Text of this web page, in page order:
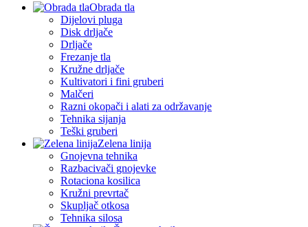
Obrada tla
Dijelovi pluga
Disk drljače
Drljače
Frezanje tla
Kružne drljače
Kultivatori i fini gruberi
Malčeri
Razni okopači i alati za održavanje
Tehnika sijanja
Teški gruberi
Zelena linija
Gnojevna tehnika
Razbacivači gnojevke
Rotaciona kosilica
Kružni prevrtač
Skupljač otkosa
Tehnika silosa